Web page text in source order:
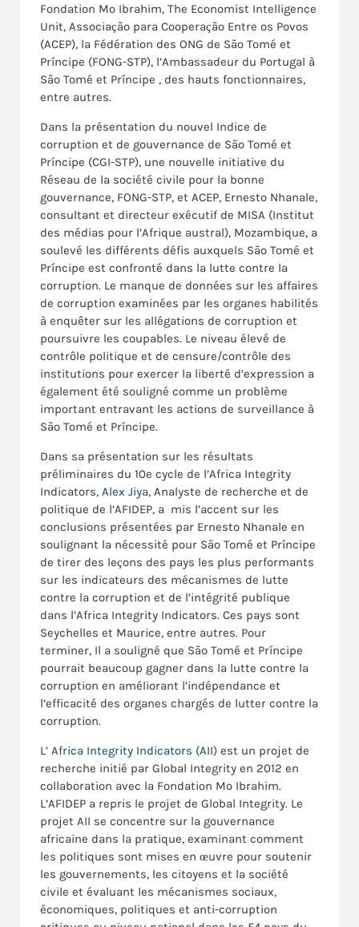
Fondation Mo Ibrahim, The Economist Intelligence
Unit, Associação para Cooperação Entre os Povos
(ACEP), la Fédération des ONG de São Tomé et
Príncipe (FONG-STP), l’Ambassadeur du Portugal à
São Tomé et Príncipe , des hauts fonctionnaires,
entre autres.
Dans la présentation du nouvel Indice de
corruption et de gouvernance de São Tomé et
Príncipe (CGI-STP), une nouvelle initiative du
Réseau de la société civile pour la bonne
gouvernance, FONG-STP, et ACEP, Ernesto Nhanale,
consultant et directeur exécutif de MISA (Institut
des médias pour l’Afrique austral), Mozambique, a
soulevé les différents défis auxquels São Tomé et
Príncipe est confronté dans la lutte contre la
corruption. Le manque de données sur les affaires
de corruption examinées par les organes habilités
à enquêter sur les allégations de corruption et
poursuivre les coupables. Le niveau élevé de
contrôle politique et de censure/contrôle des
institutions pour exercer la liberté d’expression a
également été souligné comme un problème
important entravant les actions de surveillance à
São Tomé et Príncipe.
Dans sa présentation sur les résultats
préliminaires du 10e cycle de l’Africa Integrity
Indicators, Alex Jiya, Analyste de recherche et de
politique de l’AFIDEP, a mis l’accent sur les
conclusions présentées par Ernesto Nhanale en
soulignant la nécessité pour São Tomé et Príncipe
de tirer des leçons des pays les plus performants
sur les indicateurs des mécanismes de lutte
contre la corruption et de l’intégrité publique
dans l’Africa Integrity Indicators. Ces pays sont
Seychelles et Maurice, entre autres. Pour
terminer, Il a souligné que São Tomé et Príncipe
pourrait beaucoup gagner dans la lutte contre la
corruption en améliorant l’indépendance et
l’efficacité des organes chargés de lutter contre la
corruption.
L’ Africa Integrity Indicators (AII) est un projet de
recherche initié par Global Integrity en 2012 en
collaboration avec la Fondation Mo Ibrahim.
L’AFIDEP a repris le projet de Global Integrity. Le
projet AII se concentre sur la gouvernance
africaine dans la pratique, examinant comment
les politiques sont mises en œuvre pour soutenir
les gouvernements, les citoyens et la société
civile et évaluant les mécanismes sociaux,
économiques, politiques et anti-corruption